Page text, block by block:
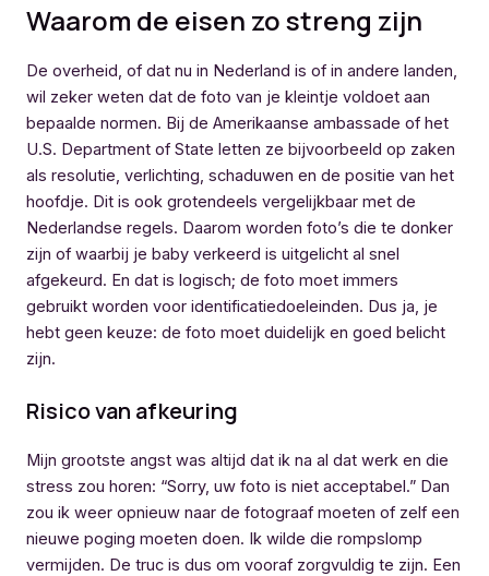
Waarom de eisen zo streng zijn
De overheid, of dat nu in Nederland is of in andere landen,
wil zeker weten dat de foto van je kleintje voldoet aan
bepaalde normen. Bij de Amerikaanse ambassade of het
U.S. Department of State letten ze bijvoorbeeld op zaken
als resolutie, verlichting, schaduwen en de positie van het
hoofdje. Dit is ook grotendeels vergelijkbaar met de
Nederlandse regels. Daarom worden foto’s die te donker
zijn of waarbij je baby verkeerd is uitgelicht al snel
afgekeurd. En dat is logisch; de foto moet immers
gebruikt worden voor identificatiedoeleinden. Dus ja, je
hebt geen keuze: de foto moet duidelijk en goed belicht
zijn.
Risico van afkeuring
Mijn grootste angst was altijd dat ik na al dat werk en die
stress zou horen: “Sorry, uw foto is niet acceptabel.” Dan
zou ik weer opnieuw naar de fotograaf moeten of zelf een
nieuwe poging moeten doen. Ik wilde die rompslomp
vermijden. De truc is dus om vooraf zorgvuldig te zijn. Een